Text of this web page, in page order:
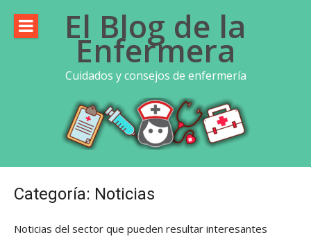
contenido
El Blog de la
Enfermera
Cuidados y consejos de enfermería
Categoría: Noticias
Noticias del sector que pueden resultar interesantes